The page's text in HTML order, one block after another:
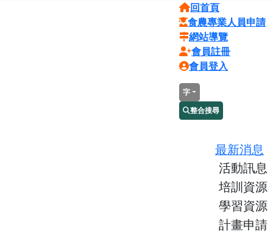
回首頁
食農專業人員申請
網站導覽
會員註冊
會員登入
字
整合搜尋
最新消息
活動訊息
培訓資源
學習資源
計畫申請